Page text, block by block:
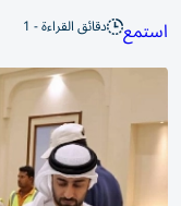
استمع دقائق القراءة - 1